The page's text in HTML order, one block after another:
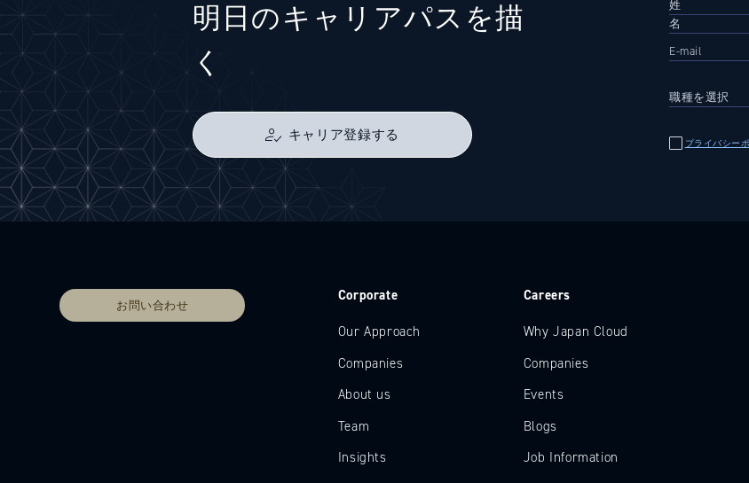
明日のキャリアパスを描
く
キャリア登録する
プライバシー
お問い合わせ
Corporate
Our Approach
Companies
About us
Team
Insights
Careers
Why Japan Cloud
Companies
Events
Blogs
Job Information